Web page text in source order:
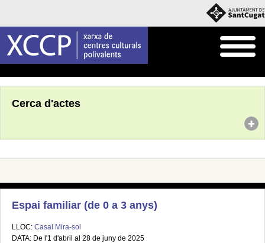
Cerca d'actes
Espai familiar (de 0 a 3 anys)
LLOC: Casal Mira-sol
DATA: De l'1 d'abril al 28 de juny de 2025